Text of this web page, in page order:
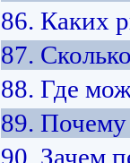
86. Каких
87.
88. Где
89. Почему
90. Зачем